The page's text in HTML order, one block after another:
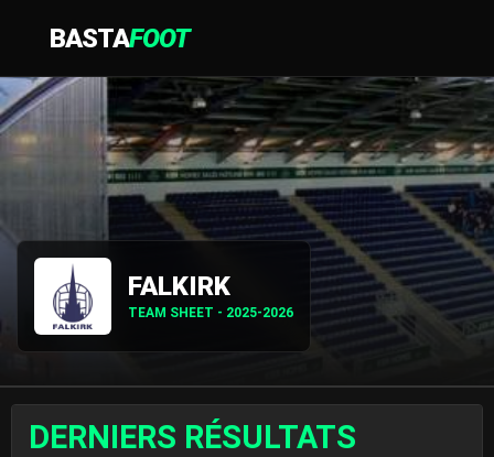
BASTAFOOT
FALKIRK
TEAM SHEET - 2025-2026
DERNIERS RÉSULTATS